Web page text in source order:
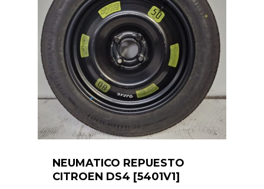
NEUMATICO REPUESTO
CITROEN DS4 [5401V1]